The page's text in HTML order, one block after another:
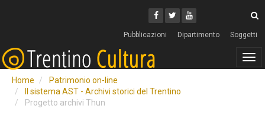
Facebook
Twitter
Youtube
Pubblicazioni Dipartimento Soggetti
Home
Patrimonio on-line
Il sistema AST - Archivi storici del Trentino
Progetto archivi Thun